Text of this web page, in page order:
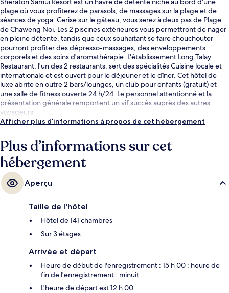
plage où vous profiterez de parasols, de massages sur la plage et de
séances de yoga. Cerise sur le gâteau, vous serez à deux pas de Plage
de Chaweng Noi. Les 2 piscines extérieures vous permettront de nager
en pleine détente, tandis que ceux souhaitant se faire chouchouter
pourront profiter des dépresso-massages, des enveloppements
corporels et des soins d'aromathérapie. L'établissement Long Talay
Restaurant, l'un des 2 restaurants, sert des spécialités Cuisine locale et
internationale et est ouvert pour le déjeuner et le dîner. Cet hôtel de
luxe abrite en outre 2 bars/lounges, un club pour enfants (gratuit) et
une salle de fitness ouverte 24 h/24. Le personnel attentionné et la
présentation générale remportent un vif succès auprès des autres
voyageurs.
Afficher plus d’informations à propos de cet hébergement
Plus d’informations sur cet
hébergement
Aperçu
Taille de l'hôtel
Hôtel de 141 chambres
Sur 3 étages
Arrivée et départ
Heure de début de l'enregistrement : 15 h 00 ; heure de
fin de l'enregistrement : minuit.
L'heure de départ est 12 h 00